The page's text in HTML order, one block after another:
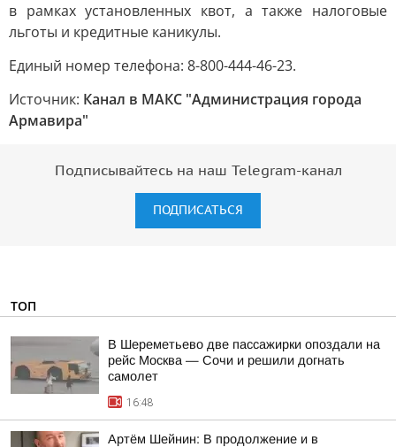
в рамках установленных квот, а также налоговые
льготы и кредитные каникулы.
Единый номер телефона: 8-800-444-46-23.
Источник: Канал в МАКС "Администрация города
Армавира"
Подписывайтесь на наш Telegram-канал
ПОДПИСАТЬСЯ
ТОП
В Шереметьево две пассажирки опоздали на
рейс Москва — Сочи и решили догнать
самолет
16:48
Артём Шейнин: В продолжение и в